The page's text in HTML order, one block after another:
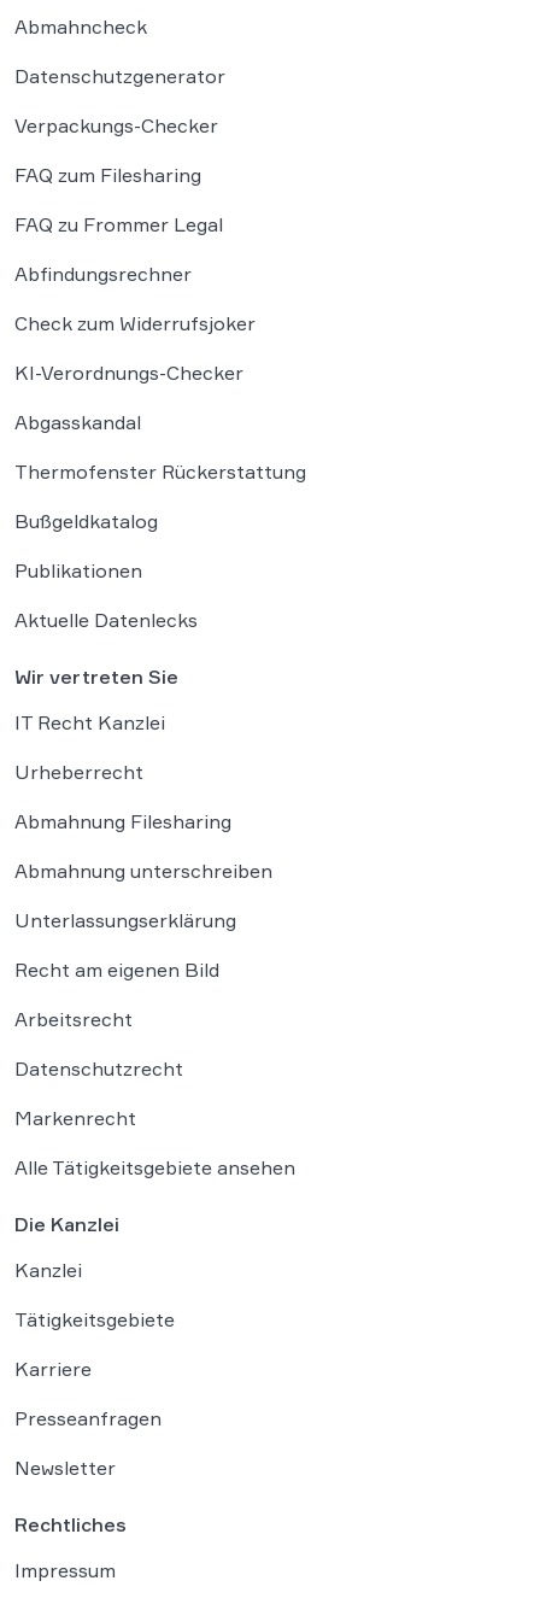
Abmahncheck
Datenschutzgenerator
Verpackungs-Checker
FAQ zum Filesharing
FAQ zu Frommer Legal
Abfindungsrechner
Check zum Widerrufsjoker
KI-Verordnungs-Checker
Abgasskandal
Thermofenster Rückerstattung
Bußgeldkatalog
Publikationen
Aktuelle Datenlecks
Wir vertreten Sie
IT Recht Kanzlei
Urheberrecht
Abmahnung Filesharing
Abmahnung unterschreiben
Unterlassungserklärung
Recht am eigenen Bild
Arbeitsrecht
Datenschutzrecht
Markenrecht
Alle Tätigkeitsgebiete ansehen
Die Kanzlei
Kanzlei
Tätigkeitsgebiete
Karriere
Presseanfragen
Newsletter
Rechtliches
Impressum